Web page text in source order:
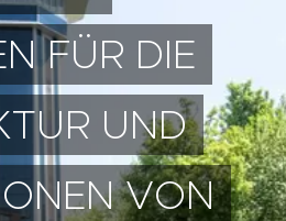
FÜR DIE
UND
VON